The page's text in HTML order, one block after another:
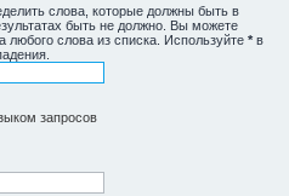
слова, которые должны быть в
быть не должно. Вы можете
любого слова из списка. Используйте * в
запросов